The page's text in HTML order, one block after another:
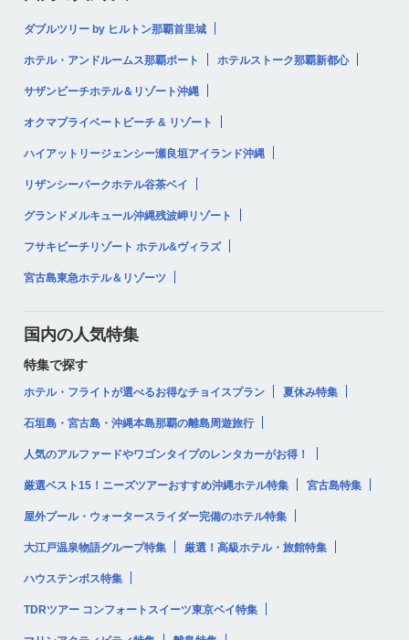
ダブルツリー by ヒルトン那覇首里城
ホテル・アンドルームス那覇ポート ホテルストーク那覇新都心
サザンビーチホテル＆リゾート沖縄
オクマプライベートビーチ & リゾート
ハイアットリージェンシー瀬良垣アイランド沖縄
リザンシーパークホテル谷茶ベイ
グランドメルキュール沖縄残波岬リゾート
フサキビーチリゾート ホテル&ヴィラズ
宮古島東急ホテル＆リゾーツ
国内の人気特集
特集で探す
ホテル・フライトが選べるお得なチョイスプラン 夏休み特集
石垣島・宮古島・沖縄本島那覇の離島周遊旅行
人気のアルファードやワゴンタイプのレンタカーがお得！
厳選ベスト15！ニーズツアーおすすめ沖縄ホテル特集 宮古島特集
屋外プール・ウォータースライダー完備のホテル特集
大江戸温泉物語グループ特集 厳選！高級ホテル・旅館特集
ハウステンボス特集
TDRツアー コンフォートスイーツ東京ベイ特集